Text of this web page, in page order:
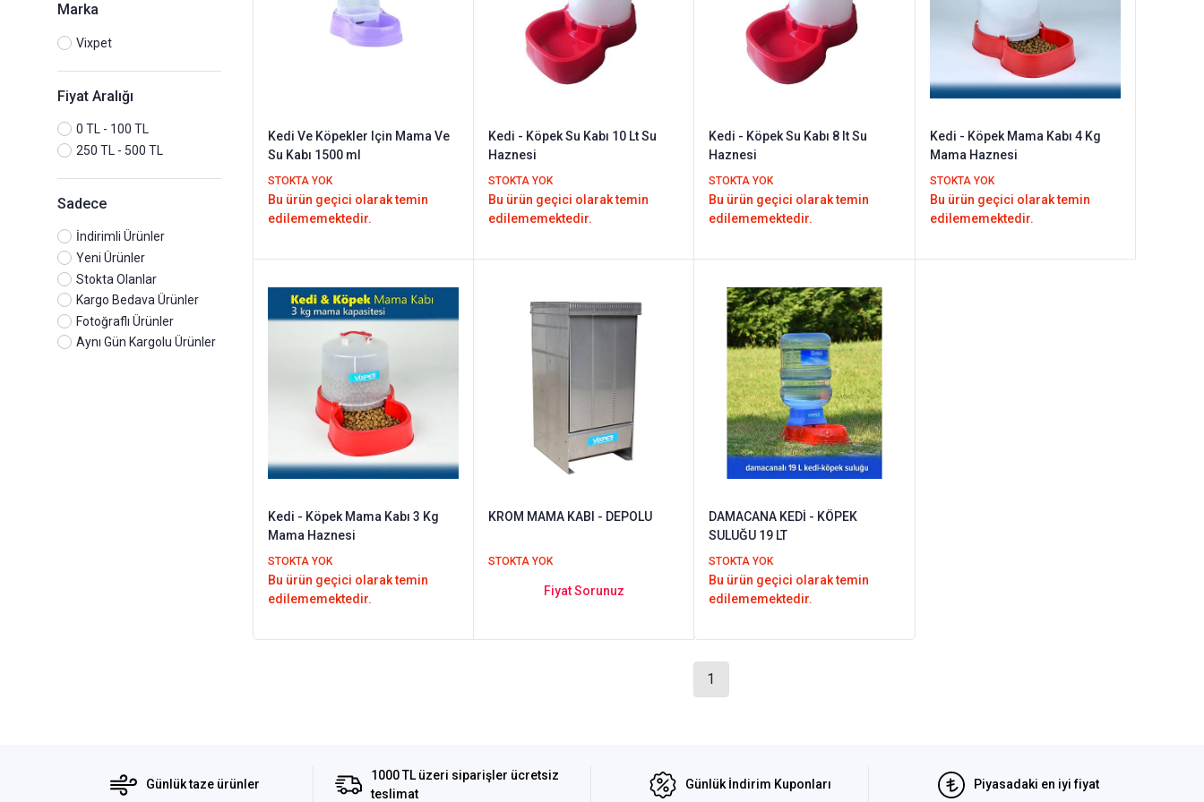
Marka
Vixpet
Fiyat Aralığı
0 TL - 100 TL
250 TL - 500 TL
Sadece
İndirimli Ürünler
Yeni Ürünler
Stokta Olanlar
Kargo Bedava Ürünler
Fotoğraflı Ürünler
Aynı Gün Kargolu Ürünler
Kedi Ve Köpekler Için Mama Ve
Su Kabı 1500 ml
STOKTA YOK
Bu ürün geçici olarak temin
edilememektedir.
Kedi - Köpek Su Kabı 10 Lt Su
Haznesi
STOKTA YOK
Bu ürün geçici olarak temin
edilememektedir.
Kedi - Köpek Su Kabı 8 lt Su
Haznesi
STOKTA YOK
Bu ürün geçici olarak temin
edilememektedir.
Kedi - Köpek Mama Kabı 4 Kg
Mama Haznesi
STOKTA YOK
Bu ürün geçici olarak temin
edilememektedir.
Kedi - Köpek Mama Kabı 3 Kg
Mama Haznesi
STOKTA YOK
Bu ürün geçici olarak temin
edilememektedir.
KROM MAMA KABI - DEPOLU
STOKTA YOK
Fiyat Sorunuz
DAMACANA KEDİ - KÖPEK
SULUĞU 19 LT
STOKTA YOK
Bu ürün geçici olarak temin
edilememektedir.
1
Günlük taze ürünler
1000 TL üzeri siparişler ücretsiz
teslimat
Günlük İndirim Kuponları Piyasadaki en iyi fiyat